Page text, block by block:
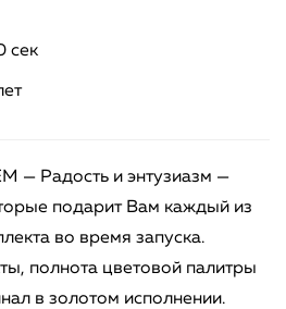
сек
— Радость и энтузиазм —
подарит Вам каждый из
во время запуска.
полнота цветовой палитры
в золотом исполнении.